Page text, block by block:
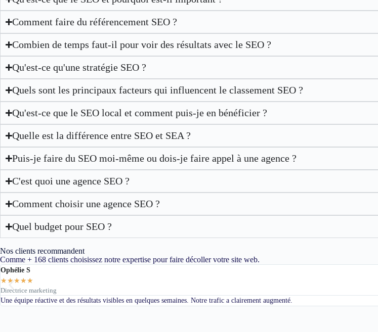
Comment faire du référencement SEO ?
Combien de temps faut-il pour voir des résultats avec le SEO ?
Qu'est-ce qu'une stratégie SEO ?
Quels sont les principaux facteurs qui influencent le classement SEO ?
Qu'est-ce que le SEO local et comment puis-je en bénéficier ?
Quelle est la différence entre SEO et SEA ?
Puis-je faire du SEO moi-même ou dois-je faire appel à une agence ?
C'est quoi une agence SEO ?
Comment choisir une agence SEO ?
Quel budget pour SEO ?
Nos clients recommandent
Comme + 168 clients choisissez notre expertise pour faire décoller votre site web.
Ophélie S
★★★★★
Directrice marketing
Une équipe réactive et des résultats visibles en quelques semaines. Notre trafic a clairement augmenté.